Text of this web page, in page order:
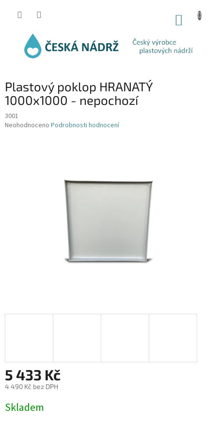
Plastový poklop HRANATÝ
1000x1000 - nepochozí
3001
Průměrné
Neohodnoceno Podrobnosti hodnocení
5 433 Kč
4 490 Kč bez DPH
cena:
Skladem